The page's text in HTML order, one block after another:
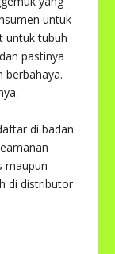
untuk
untuk tubuh
pastinya
berbahaya.
di badan
maupun
di distributor